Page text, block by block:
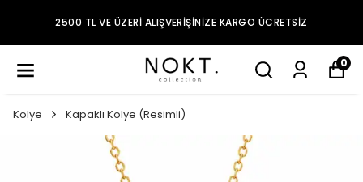
2500 TL VE ÜZERI ALIŞVERIŞINIZE KARGO ÜCRETSIZ
0
Kolye Kapaklı Kolye (Resimli)